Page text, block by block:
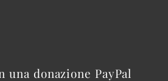
donazione PayPal